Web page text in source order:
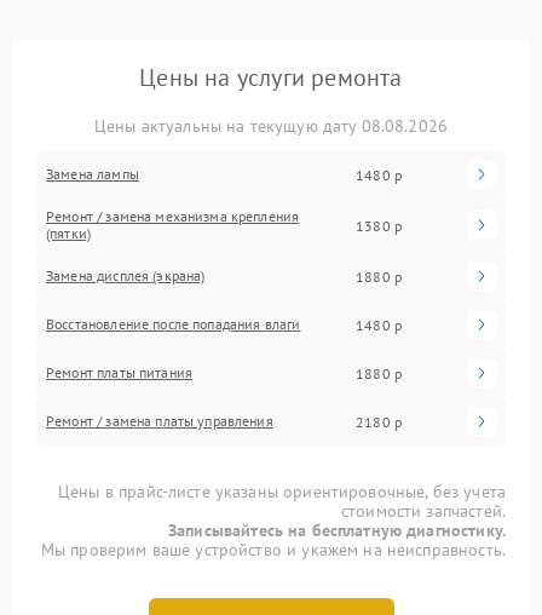
Цены на услуги ремонта
Цены актуальны на текущую дату 08.08.2026
Замена лампы 1480 р
Ремонт / замена механизма крепления
(пятки)
1380 р
Замена дисплея (экрана) 1880 р
Восстановление после попадания влаги 1480 р
Ремонт платы питания 1880 р
Ремонт / замена платы управления 2180 р
Цены в прайс-листе указаны ориентировочные, без учета
стоимости запчастей.
Записывайтесь на бесплатную диагностику.
Мы проверим ваше устройство и укажем на неисправность.